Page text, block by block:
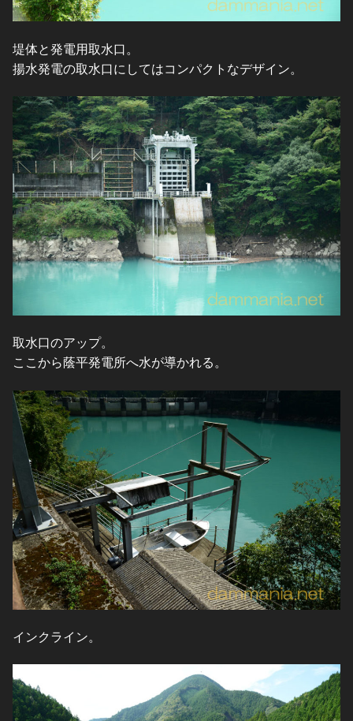
堤体と発電用取水口。
揚水発電の取水口にしてはコンパクトなデザイン。
取水口のアップ。
ここから蔭平発電所へ水が導かれる。
インクライン。